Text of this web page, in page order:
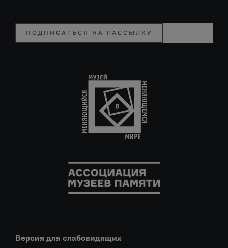
ПОДПИСАТЬСЯ НА РАССЫЛКУ
Версия для слабовидящих